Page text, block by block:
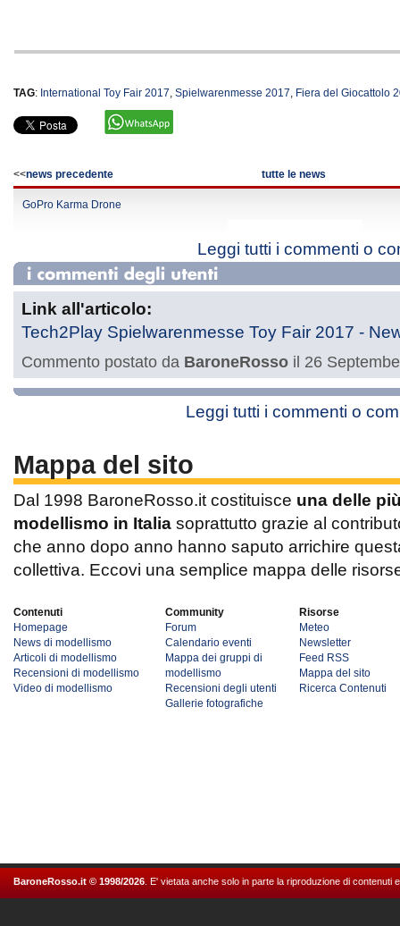
TAG: International Toy Fair 2017, Spielwarenmesse 2017, Fiera del Giocattolo
<<news precedente tutte le news
GoPro Karma Drone
Leggi tutti i commenti o
Link all'articolo:
Tech2Play Spielwarenmesse Toy Fair 2017 -
Commento postato da BaroneRosso il 26
Leggi tutti i commenti o
Mappa del sito
Dal 1998 BaroneRosso.it costituisce una delle
modellismo in Italia soprattutto grazie al
che anno dopo anno hanno saputo arrichire
collettiva. Eccovi una semplice mappa delle
Contenuti
Homepage
News di modellismo
Articoli di modellismo
Recensioni di modellismo
Video di modellismo
Community
Forum
Calendario eventi
Mappa dei gruppi di
modellismo
Recensioni degli utenti
Gallerie fotografiche
Risorse
Meteo
Newsletter
Feed RSS
Mappa del sito
Ricerca Contenuti
BaroneRosso.it © 1998/2026 . E' vietata anche solo in parte la riproduzione di contenuti